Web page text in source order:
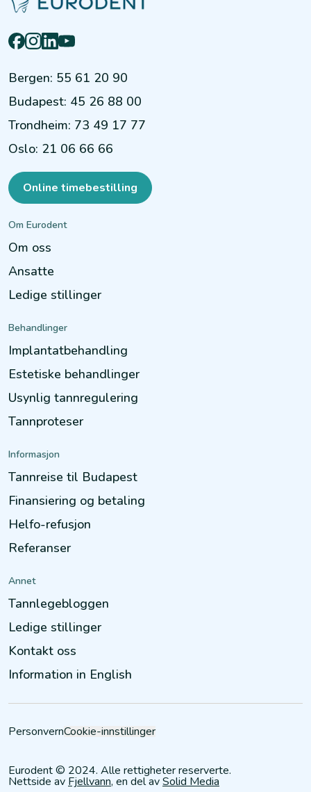
Bergen: 55 61 20 90
Budapest: 45 26 88 00
Trondheim: 73 49 17 77
Oslo: 21 06 66 66
Online timebestilling
Om Eurodent
Om oss
Ansatte
Ledige stillinger
Behandlinger
Implantatbehandling
Estetiske behandlinger
Usynlig tannregulering
Tannproteser
Informasjon
Tannreise til Budapest
Finansiering og betaling
Helfo-refusjon
Referanser
Annet
Tannlegebloggen
Ledige stillinger
Kontakt oss
Information in English
PersonvernCookie-innstillinger
Eurodent © 2024. Alle rettigheter reserverte.
Nettside av Fjellvann, en del avSolid Media